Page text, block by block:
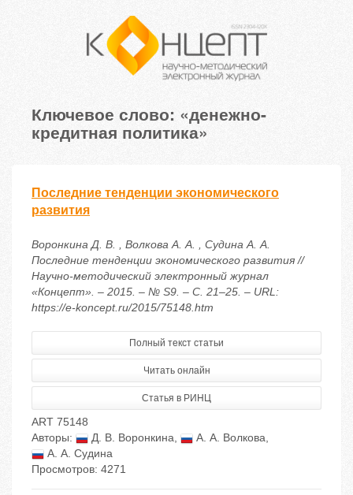
Ключевое слово: «денежно-
кредитная политика»
Последние тенденции экономического
развития
Воронкина Д. В. , Волкова А. А. , Судина А. А.
Последние тенденции экономического развития //
Научно-методический электронный журнал
«Концепт». – 2015. – № S9. – С. 21–25. – URL:
https://e-koncept.ru/2015/75148.htm
Полный текст статьи
Читать онлайн
Статья в РИНЦ
ART 75148
Авторы:
Д. В. Воронкина, А. А. Волкова,
А. А. Судина
Просмотров: 4271